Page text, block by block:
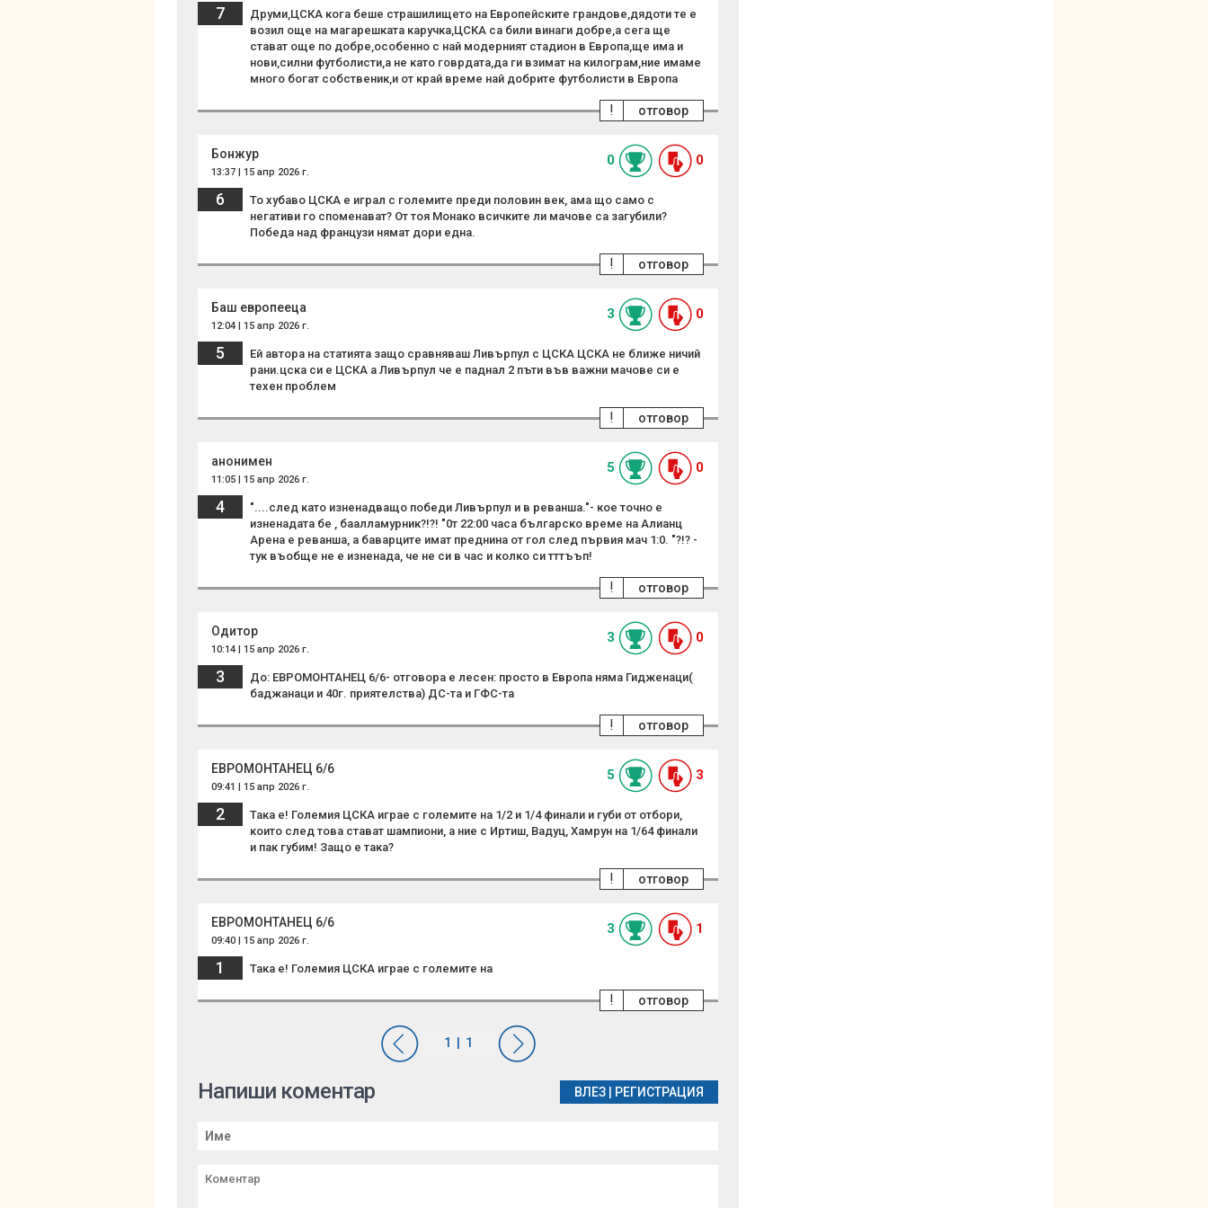
7
Друми,ЦСКА кога беше страшилището на Европейските грандове,дядоти те е
возил още на магарешката каручка,ЦСКА са били винаги добре,а сега ще
стават още по добре,особенно с най модерният стадион в Европа,ще има и
нови,силни футболисти,а не като говрдата,да ги взимат на килограм,ние имаме
много богат собственик,и от край време най добрите футболисти в Европа
отговор
!
Бонжур
13:37 | 15 апр 2026 г.
0 0
6
То хубаво ЦСКА е играл с големите преди половин век, ама що само с
негативи го споменават? От тоя Монако всичките ли мачове са загубили?
Победа над французи нямат дори една.
отговор
!
Баш европееца
12:04 | 15 апр 2026 г.
3 0
5
Ей автора на статията защо сравняваш Ливърпул с ЦСКА ЦСКА не ближе ничий
рани.цска си е ЦСКА а Ливърпул че е паднал 2 пъти във важни мачове си е
техен проблем
отговор
!
анонимен
11:05 | 15 апр 2026 г.
5 0
4
"....след като изненадващо победи Ливърпул и в реванша."- кое точно е
изненадата бе , баалламурник?!?! "0т 22:00 часа българско време на Алианц
Арена е реванша, а баварците имат преднина от гол след първия мач 1:0. "?!? -
тук въобще не е изненада, че не си в час и колко си тттъъп!
отговор
!
Одитор
10:14 | 15 апр 2026 г.
3 0
3
До: ЕВРОМОНТАНЕЦ 6/6- отговора е лесен: просто в Европа няма Гидженаци(
баджанаци и 40г. приятелства) ДС-та и ГФС-та
отговор
!
ЕВРОМОНТАНЕЦ 6/6
09:41 | 15 апр 2026 г.
5 3
2
Така е! Големия ЦСКА играе с големите на 1/2 и 1/4 финали и губи от отбори,
които след това стават шампиони, а ние с Иртиш, Вадуц, Хамрун на 1/64 финали
и пак губим! Защо е така?
отговор
!
ЕВРОМОНТАНЕЦ 6/6
09:40 | 15 апр 2026 г.
3 1
1 Така е! Големия ЦСКА играе с големите на
отговор
!
Напиши коментар ВЛЕЗ РЕГИСТРАЦИЯ